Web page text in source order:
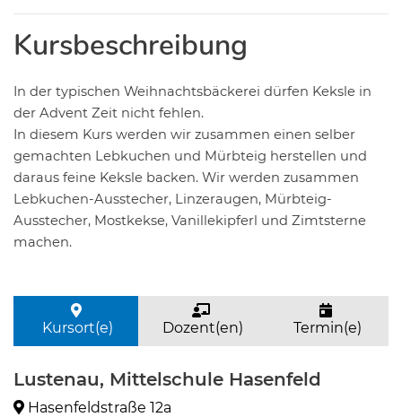
Kursbeschreibung
In der typischen Weihnachtsbäckerei dürfen Keksle in
der Advent Zeit nicht fehlen.
In diesem Kurs werden wir zusammen einen selber
gemachten Lebkuchen und Mürbteig herstellen und
daraus feine Keksle backen. Wir werden zusammen
Lebkuchen-Ausstecher, Linzeraugen, Mürbteig-
Ausstecher, Mostkekse, Vanillekipferl und Zimtsterne
machen.
Kursort(e) Dozent(en) Termin(e)
Lustenau, Mittelschule Hasenfeld
Hasenfeldstraße 12a